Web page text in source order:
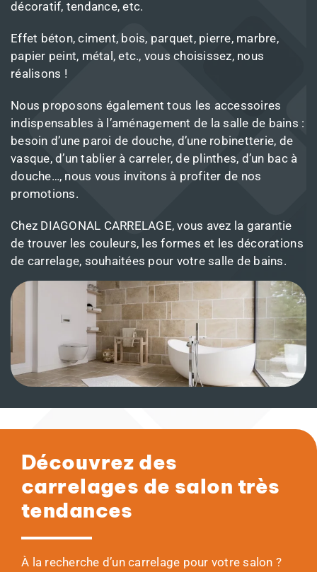
décoratif, tendance, etc.
Effet béton, ciment, bois, parquet, pierre, marbre,
papier peint, métal, etc., vous choisissez, nous
réalisons !
Nous proposons également tous les accessoires
indispensables à l’aménagement de la salle de bains :
besoin d’une paroi de douche, d’une robinetterie, de
vasque, d’un tablier à carreler, de plinthes, d’un bac à
douche…, nous vous invitons à profiter de nos
promotions.
Chez DIAGONAL CARRELAGE, vous avez la garantie
de trouver les couleurs, les formes et les décorations
de carrelage, souhaitées pour votre salle de bains.
Découvrez des
carrelages de salon très
tendances
À la recherche d’un carrelage pour votre salon ?